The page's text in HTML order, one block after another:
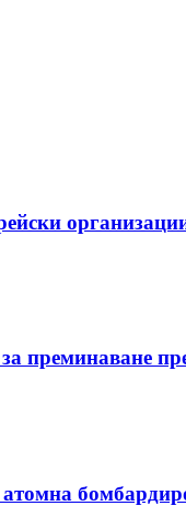
преминаване
атомна